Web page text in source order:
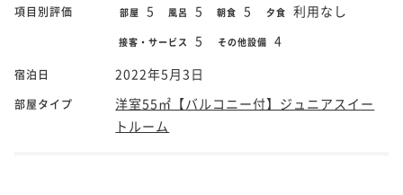
項目別評価 部屋 5 風呂 5 朝食 5 夕食 利用なし
接客・サービス 5 その他設備 4
宿泊日 2022年5月3日
部屋タイプ
洋室55㎡【バルコニー付】ジュニアスイー
トルーム